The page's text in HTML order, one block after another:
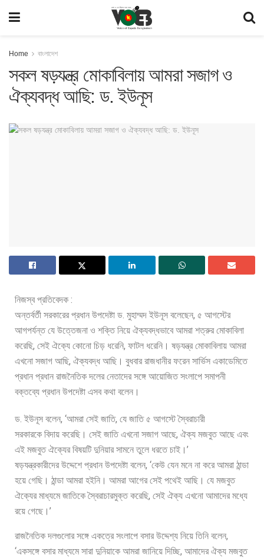
Home বাংলাদেশ
সকল ষড়যন্ত্র মোকাবিলায় আমরা সজাগ ও
ঐক্যবদ্ধ আছি: ড. ইউনূস
নিজস্ব প্রতিবেদক :
অন্তর্বর্তী সরকারের প্রধান উপদেষ্টা ড. মুহাম্মদ ইউনূস বলেছেন, ৫ আগস্টের
আগপর্যন্ত যে উত্তেজনা ও শক্তি নিয়ে ঐক্যবদ্ধভাবে আমরা শত্রুর মোকাবিলা
করেছি, সেই ঐক্যে কোনো চিড় ধরেনি, ফাটল ধরেনি। ষড়যন্ত্র মোকাবিলায় আমরা
এখনো সজাগ আছি, ঐক্যবদ্ধ আছি। বুধবার রাজধানীর ফরেন সার্ভিস একাডেমিতে
প্রধান প্রধান রাজনৈতিক দলের নেতাদের সঙ্গে আয়োজিত সংলাপে সমাপনী
বক্তব্যে প্রধান উপদেষ্টা এসব কথা বলেন।
ড. ইউনূস বলেন, ‘আমরা সেই জাতি, যে জাতি ৫ আগস্টে স্বৈরাচারী
সরকারকে বিদায় করেছি। সেই জাতি এখনো সজাগ আছে, ঐক্য মজবুত আছে এবং
এই মজবুত ঐক্যের বিষয়টি দুনিয়ার সামনে তুলে ধরতে চাই।’
ষড়যন্ত্রকারীদের উদ্দেশে প্রধান উপদেষ্টা বলেন, ‘কেউ যেন মনে না করে আমরা ঠান্ডা
হয়ে গেছি। ঠান্ডা আমরা হইনি। আমরা আগের সেই পথেই আছি। যে মজবুত
ঐক্যের মাধ্যমে জাতিকে স্বৈরাচারমুক্ত করেছি, সেই ঐক্য এখনো আমাদের মধ্যে
রয়ে গেছে।’
রাজনৈতিক দলগুলোর সঙ্গে একত্রে সংলাপে বসার উদ্দেশ্য নিয়ে তিনি বলেন,
‘একসঙ্গে বসার মাধ্যমে সারা দুনিয়াকে আমরা জানিয়ে দিচ্ছি, আমাদের ঐক্য মজবুত